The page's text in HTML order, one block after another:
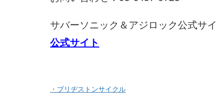
サバーソニック＆アジロック公式サイ
公式サイト
・ブリヂストンサイクル